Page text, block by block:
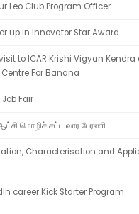
Leo Club Program Officer
up in Innovator Star Award
to ICAR Krishi Vigyan Kendra
For Banana
Fair
மொழிச் சட்ட வார பேரணி
Characterisation and
career Kick Starter Program